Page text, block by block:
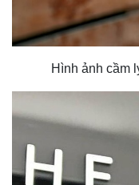
Hình ảnh cầm